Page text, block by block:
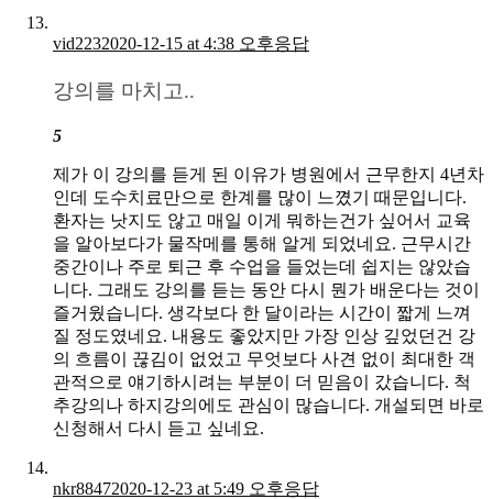
vid2232020-12-15 at 4:38 오후응답
강의를 마치고..
5
제가 이 강의를 듣게 된 이유가 병원에서 근무한지 4년차
인데 도수치료만으로 한계를 많이 느꼈기 때문입니다.
환자는 낫지도 않고 매일 이게 뭐하는건가 싶어서 교육
을 알아보다가 물작메를 통해 알게 되었네요. 근무시간
중간이나 주로 퇴근 후 수업을 들었는데 쉽지는 않았습
니다. 그래도 강의를 듣는 동안 다시 뭔가 배운다는 것이
즐거웠습니다. 생각보다 한 달이라는 시간이 짧게 느껴
질 정도였네요. 내용도 좋았지만 가장 인상 깊었던건 강
의 흐름이 끊김이 없었고 무엇보다 사견 없이 최대한 객
관적으로 얘기하시려는 부분이 더 믿음이 갔습니다. 척
추강의나 하지강의에도 관심이 많습니다. 개설되면 바로
신청해서 다시 듣고 싶네요.
nkr88472020-12-23 at 5:49 오후응답